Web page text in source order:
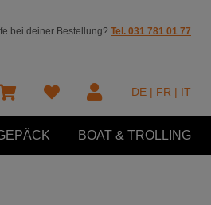
bei deiner Bestellung? Tel. 031 781 01 77
DE FR IT
BOAT & TROLLING